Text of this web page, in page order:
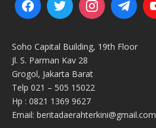
Soho Capital Building, 19th Floor
Jl. S. Parman Kav 28
Grogol, Jakarta Barat
Telp 021 – 505 15022
Hp : 0821 1369 9627
Email: beritadaerahterkini@gmail.com